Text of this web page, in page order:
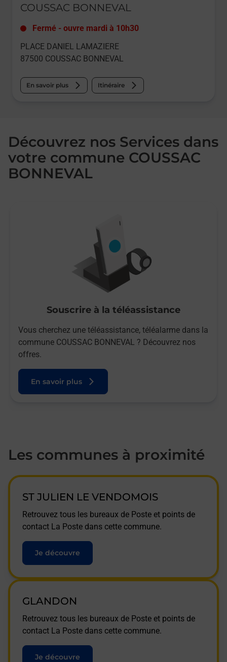
COUSSAC BONNEVAL
Fermé - ouvre mardi à 10h30
PLACE DANIEL LAMAZIERE
87500 COUSSAC BONNEVAL
En savoir plus Itinéraire
Découvrez nos Services dans
votre commune COUSSAC
BONNEVAL
Souscrire à la téléassistance
Vous cherchez une téléassistance, téléalarme dans la
commune COUSSAC BONNEVAL ? Découvrez nos
offres.
En savoir plus
Les communes à proximité
ST JULIEN LE VENDOMOIS
Retrouvez tous les bureaux de Poste et points de
contact La Poste dans cette commune.
Je découvre
GLANDON
Retrouvez tous les bureaux de Poste et points de
contact La Poste dans cette commune.
Je découvre